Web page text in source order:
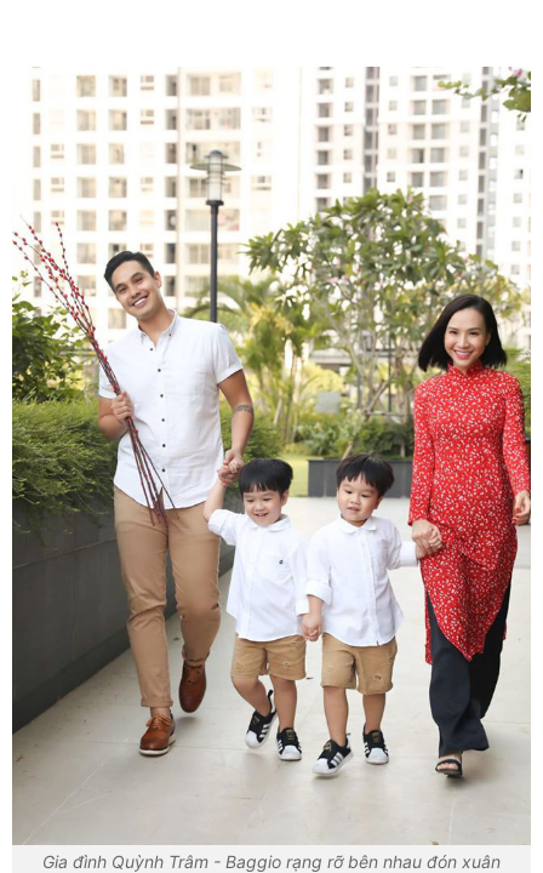
Gia đình Quỳnh Trâm - Baggio rạng rỡ bên nhau đón xuân